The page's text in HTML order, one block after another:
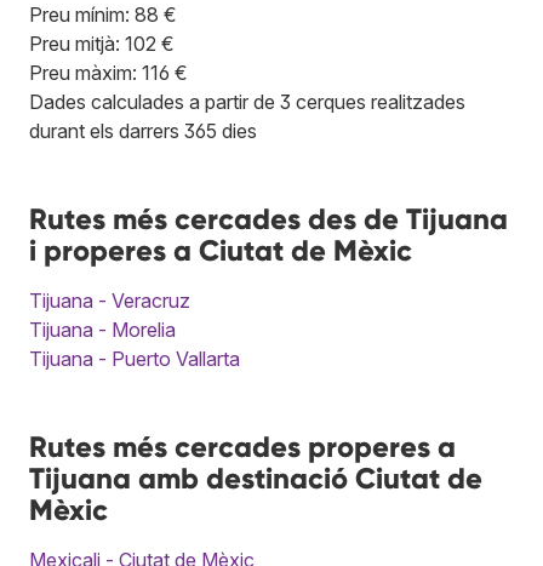
Preu mínim: 88 €
Preu mitjà: 102 €
Preu màxim: 116 €
Dades calculades a partir de 3 cerques realitzades
durant els darrers 365 dies
Rutes més cercades des de Tijuana
i properes a Ciutat de Mèxic
Tijuana - Veracruz
Tijuana - Morelia
Tijuana - Puerto Vallarta
Rutes més cercades properes a
Tijuana amb destinació Ciutat de
Mèxic
Mexicali - Ciutat de Mèxic